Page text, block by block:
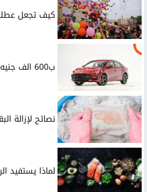
كيف تجعل
ب600 الف جنيه ..سيارة إم جي 5 بأسعار...
نصائح لإزالة
لماذا يستفيد